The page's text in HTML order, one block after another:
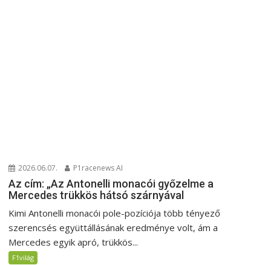
2026.06.07. P1racenews AI
Az cím: „Az Antonelli monacói győzelme a
Mercedes trükkös hátsó szárnyával
Kimi Antonelli monacói pole-pozíciója több tényező
szerencsés együttállásának eredménye volt, ám a
Mercedes egyik apró, trükkös...
F1világ